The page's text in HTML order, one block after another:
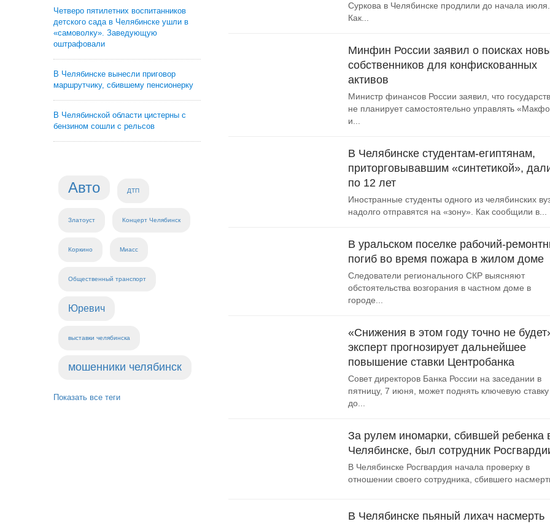
Четверо пятилетних воспитанников
детского сада в Челябинске ушли в
«самоволку». Заведующую
оштрафовали
В Челябинске вынесли приговор
маршрутчику, сбившему пенсионерку
В Челябинской области цистерны с
бензином сошли с рельсов
Авто ДТП
Златоуст Концерт Челябинск
Коркино Миасс
Общественный транспорт
Юревич
выставки челябинска
мошенники челябинск
Показать все теги
Суркова в Челябинске продлили до начала июля.
Как...
Минфин России заявил о поисках
собственников для конфискованных
активов
Министр финансов России заявил, что
не планирует самостоятельно управлять
и...
В Челябинске студентам-египтянам,
приторговывавшим «синтетикой»,
по 12 лет
Иностранные студенты одного из челябинских
надолго отправятся на «зону». Как сообщили в...
В уральском поселке рабочий-
погиб во время пожара в жилом доме
Следователи регионального СКР выясняют
обстоятельства возгорания в частном доме в
городе...
«Снижения в этом году точно не
эксперт прогнозирует дальнейшее
повышение ставки Центробанка
Совет директоров Банка России на заседании в
пятницу, 7 июня, может поднять ключевую ставку
до...
За рулем иномарки, сбившей ребенка
Челябинске, был сотрудник
В Челябинске Росгвардия начала проверку в
отношении своего сотрудника, сбившего
В Челябинске пьяный лихач насмерть